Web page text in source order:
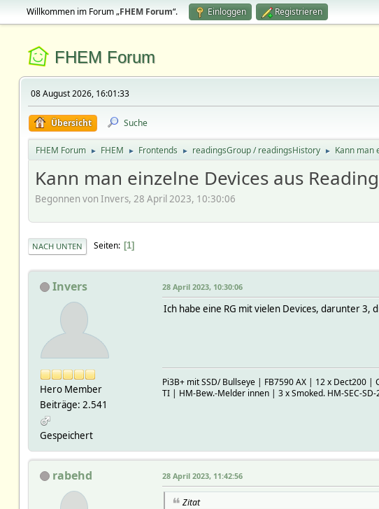
Willkommen im Forum „FHEM Forum“. Einloggen Registrieren
FHEM Forum
08 August 2026, 16:01:33
Übersicht Suche
FHEM Forum ► FHEM ► Frontends ► readingsGroup / readingsHistory ► Kann man
Kann man einzelne Devices aus
Begonnen von Invers, 28 April 2023, 10:30:06
NACH UNTEN Seiten 1
Invers
Hero Member
Beiträge: 2.541
Gespeichert
28 April 2023, 10:30:06
Ich habe eine RG mit vielen Devices, darunter 3,
Pi3B+ mit SSD/ Bullseye | FB7590 AX | 12 x Dect200
TI | HM-Bew.-Melder innen | 3 x Smoked. HM-SEC-SD-
rabehd 28 April 2023, 11:42:56
Zitat